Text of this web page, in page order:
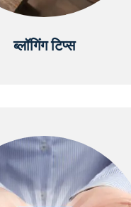
ब्लॉगिंग टिप्स